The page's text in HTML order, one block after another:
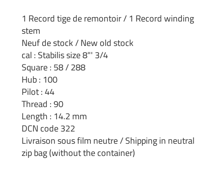
1 Record tige de remontoir / 1 Record winding
stem
Neuf de stock / New old stock
cal : Stabilis size 8"' 3/4
Square : 58 / 288
Hub : 100
Pilot : 44
Thread : 90
Length : 14.2 mm
DCN code 322
Livraison sous film neutre / Shipping in neutral
zip bag (without the container)